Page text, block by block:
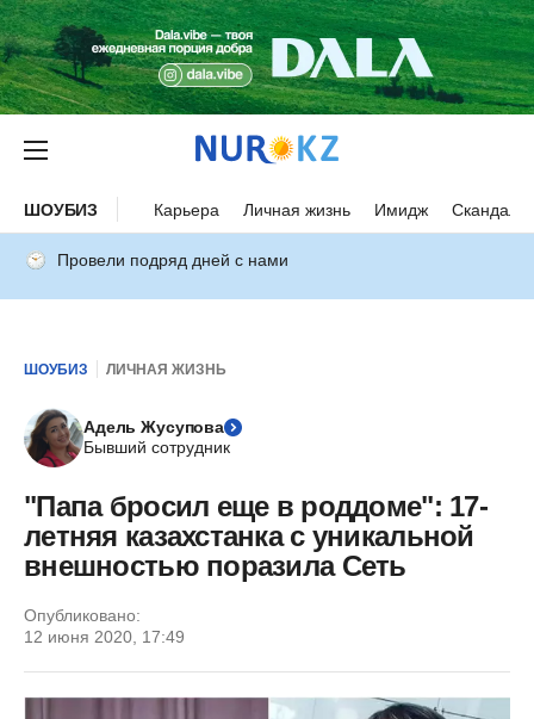
ШОУБИЗ Карьера Личная жизнь Имидж Скандалы
Провели подряд дней с нами
ШОУБИЗ ЛИЧНАЯ ЖИЗНЬ
Адель Жусупова
Бывший сотрудник
"Папа бросил еще в роддоме": 17-
летняя казахстанка с уникальной
внешностью поразила Сеть
Опубликовано:
12 июня 2020, 17:49